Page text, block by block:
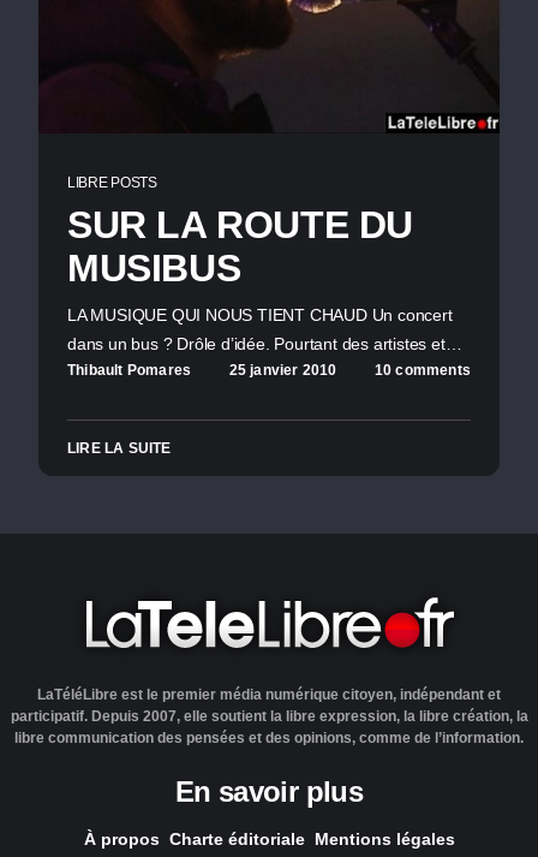
LIBRE POSTS
SUR LA ROUTE DU
MUSIBUS
LA MUSIQUE QUI NOUS TIENT CHAUD Un concert
dans un bus ? Drôle d’idée. Pourtant des artistes et…
Thibault Pomares 25 janvier 2010 10 comments
LIRE LA SUITE
LaTéléLibre est le premier média numérique citoyen, indépendant et
participatif. Depuis 2007, elle soutient la libre expression, la libre création, la
libre communication des pensées et des opinions, comme de l’information.
En savoir plus
À propos Charte éditoriale Mentions légales